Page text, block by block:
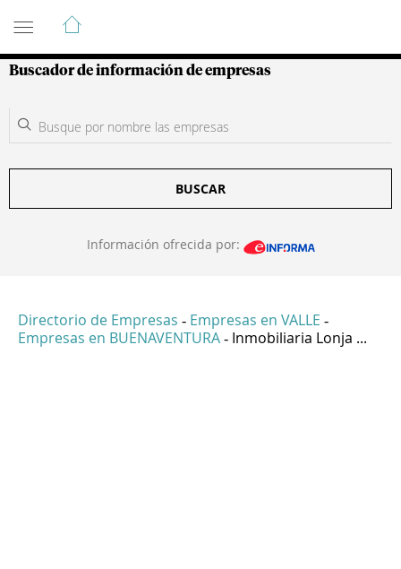
Guía de Empresas Colombianas
Buscador de información de empresas
BUSCAR
Información ofrecida por:
Directorio de Empresas - Empresas en VALLE -
Empresas en BUENAVENTURA - Inmobiliaria Lonja ...